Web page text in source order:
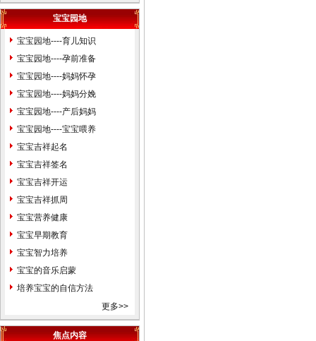
沈阳鞍山大连长春吉林哈尔滨
齐齐哈尔大庆上海徐州南京苏
州杭州嘉兴合肥福州厦门温州
南昌济南青岛临沂泰安烟台威
海郑州洛阳安阳开封武汉襄樊
上海武汉长沙广州贵阳昆名拉
萨西安咸阳兰州西宁银川乌鲁
木齐克拉玛依石河子香港台湾
宝宝婴儿孩子公司起名
字算命姓名测试打分
起名测名 易经周易改名取名字
楼盘小区命名风水布局策划
学培训书籍光盘
四柱八字看手相面相八卦六爻
紫微斗数公司家庭风水调理星
相命理运程占卜起名改名周易
易经姓名学星座奇门遁甲太乙
测字解梦宝宝取名起名免费起
名免费在线改名算命解梦八字
宝宝园地
宝宝园地----育儿知识
宝宝园地----孕前准备
宝宝园地----妈妈怀孕
宝宝园地----妈妈分娩
宝宝园地----产后妈妈
宝宝园地----宝宝喂养
宝宝吉祥起名
宝宝吉祥签名
宝宝吉祥开运
宝宝吉祥抓周
宝宝营养健康
宝宝早期教育
宝宝智力培养
宝宝的音乐启蒙
培养宝宝的自信方法
更多>>
焦点内容